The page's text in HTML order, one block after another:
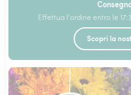
Effettua l'ordine entro le
Scopri la